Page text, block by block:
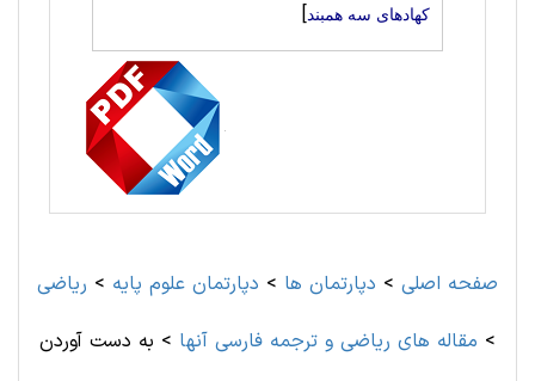
کهادهای سه همبند]
صفحه اصلی > دپارتمان ها > دپارتمان علوم پايه > رياضی
> مقاله های رياضی و ترجمه فارسی آنها > به دست آوردن